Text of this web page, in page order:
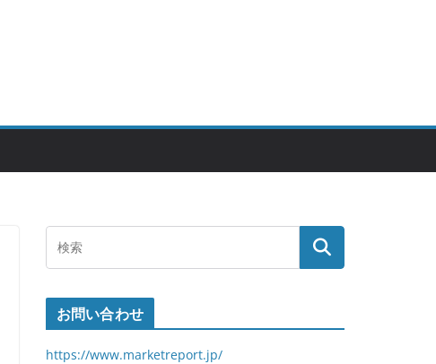
お問い合わせ
https://www.marketreport.jp/